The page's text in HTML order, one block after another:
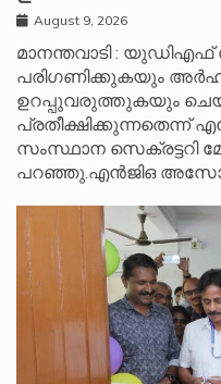
August 9, 2026
മാനന്തവാടി : യുഡിഎഫ്
പരിഗണിക്കുകയും
ഉറപ്പുവരുത്തുകയും
സംസ്ഥാന സെക്രട്ടറി
പറഞ്ഞു.എൻജിഒ